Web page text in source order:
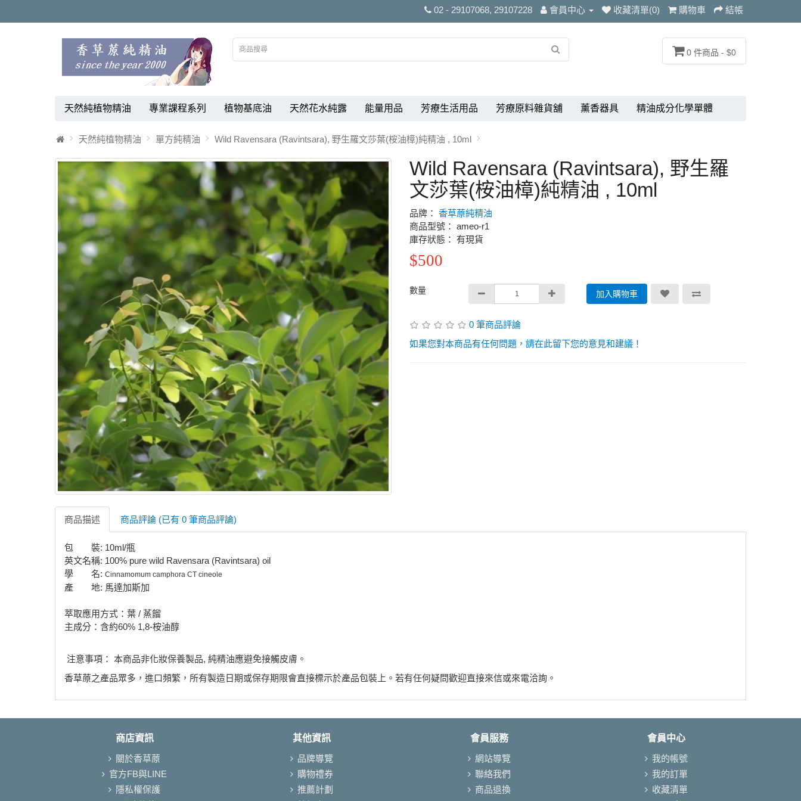
02 - 29107068, 29107228 會員中心 收藏清單(0) 購物車 結帳
0 件商品 - $0
天然純植物精油 專業課程系列 植物基底油 天然花水純露 能量用品 芳療生活用品 芳療原料雜貨舖 薰香器具 精油成分化學單體
天然純植物精油 單方純精油 Wild Ravensara (Ravintsara), 野生羅文莎葉(桉油樟)純精油 , 10ml
Wild Ravensara (Ravintsara), 野生羅
文莎葉(桉油樟)純精油 , 10ml
品牌： 香草蒝純精油
商品型號： ameo-r1
庫存狀態： 有現貨
$500
數量 加入購物車
0 筆商品評論
如果您對本商品有任何問題，請在此留下您的意見和建議！
商品描述 商品評論 (已有 0 筆商品評論)
包 裝: 10ml/瓶
英文名稱: 100% pure wild Ravensara (Ravintsara) oil
學 名: Cinnamomum camphora CT cineole
產 地: 馬達加斯加
萃取應用方式：葉 / 蒸餾
主成分：含約60% 1,8-桉油醇
注意事項： 本商品非化妝保養製品, 純精油應避免接觸皮膚。
香草蒝之產品眾多，進口頻繁，所有製造日期或保存期限會直接標示於產品包裝上。若有任何疑問歡迎直接來信或來電洽詢。
商店資訊
關於香草蒝
官方FB與LINE
隱私權保護
其他資訊
品牌導覽
購物禮券
推薦計劃
會員服務
網站導覽
聯絡我們
商品退換
會員中心
我的帳號
我的訂單
收藏清單